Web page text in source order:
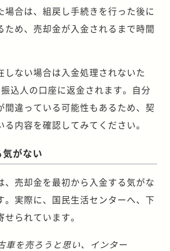
場合は、組戻し手続きを行った後に
ため、売却金が入金されるまで時間
しない場合は入金処理されないた
込人の口座に返金されます。自分
間違っている可能性もあるため、契
内容を確認してみてください。
がない
、売却金を最初から入金する気がな
。実際に、国民生活センターへ、下
られています。
車を売ろうと思い、インター